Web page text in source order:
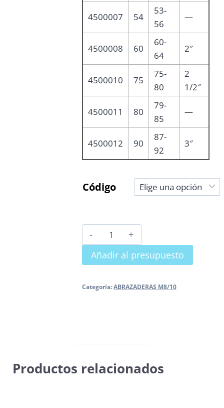
4500007 54
53-
56
—
4500008 60
60-
64
2″
4500010 75
75-
80
2
1/2″
4500011 80
79-
85
—
4500012 90
87-
92
3″
Código
ABRAZADERA
REFORZADA
M8/10
Añadir al presupuesto
Categoría:ABRAZADERAS M8/10
Productos relacionados